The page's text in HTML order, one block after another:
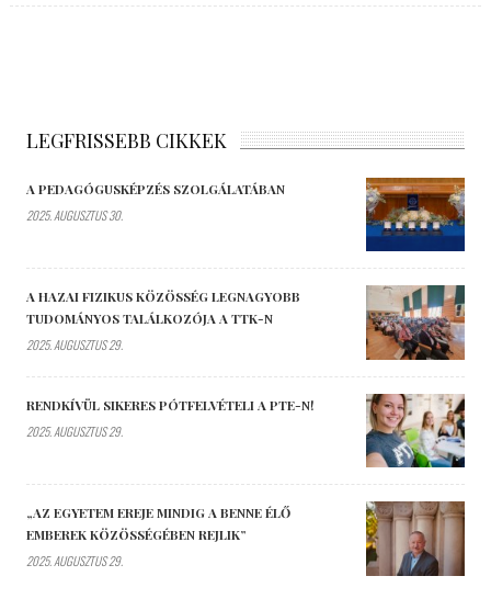
LEGFRISSEBB CIKKEK
A PEDAGÓGUSKÉPZÉS SZOLGÁLATÁBAN
2025. AUGUSZTUS 30.
A HAZAI FIZIKUS KÖZÖSSÉG LEGNAGYOBB
TUDOMÁNYOS TALÁLKOZÓJA A TTK-N
2025. AUGUSZTUS 29.
RENDKÍVÜL SIKERES PÓTFELVÉTELI A PTE-N!
2025. AUGUSZTUS 29.
„AZ EGYETEM EREJE MINDIG A BENNE ÉLŐ
EMBEREK KÖZÖSSÉGÉBEN REJLIK”
2025. AUGUSZTUS 29.